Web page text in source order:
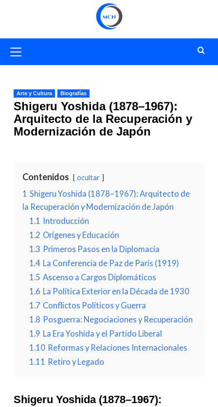
primario
Arte y Cultura Biografías
Shigeru Yoshida (1878–1967):
Arquitecto de la Recuperación y
Modernización de Japón
Contenidos ocultar
1 Shigeru Yoshida (1878–1967): Arquitecto de
la Recuperación y Modernización de Japón
1.1 Introducción
1.2 Orígenes y Educación
1.3 Primeros Pasos en la Diplomacia
1.4 La Conferencia de Paz de París (1919)
1.5 Ascenso a Cargos Diplomáticos
1.6 La Política Exterior en la Década de 1930
1.7 Conflictos Políticos y Guerra
1.8 Posguerra: Negociaciones y Recuperación
1.9 La Era Yoshida y el Partido Liberal
1.10 Reformas y Relaciones Internacionales
1.11 Retiro y Legado
Shigeru Yoshida (1878–1967):